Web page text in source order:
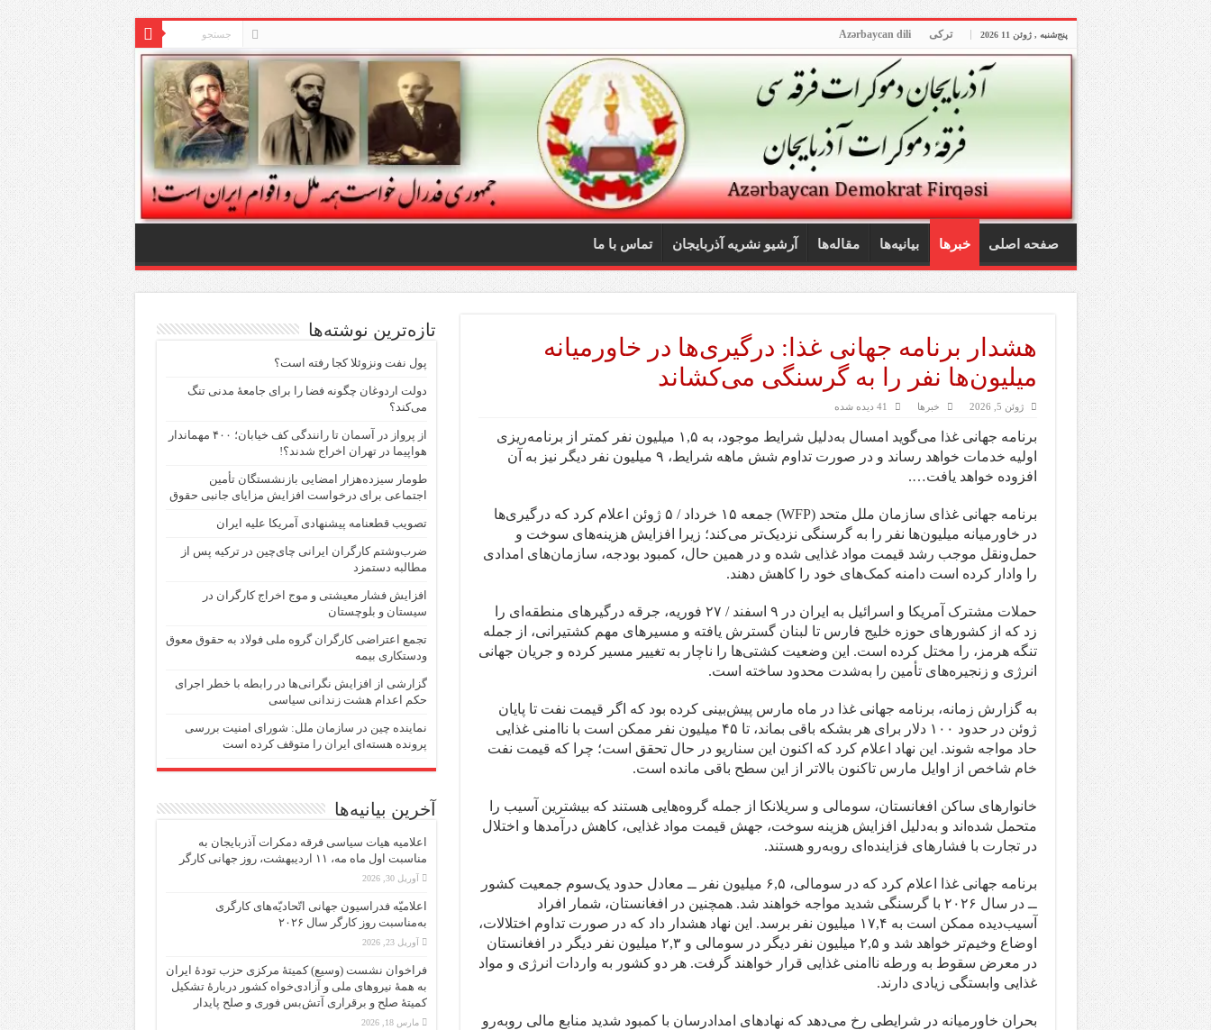
پنج‌شنبه , ژوئن 11 2026 ترکی Azərbaycan dili
صفحه اصلی خبرها بیانیه‌ها مقاله‌ها آرشیو نشریه آذربایجان تماس با ما
هشدار برنامه جهانی غذا: درگیری‌ها در خاورمیانه
میلیون‌ها نفر را به گرسنگی می‌کشاند
ژوئن 5, 2026 خبرها 41 دیده شده
برنامه جهانی غذا می‌گوید امسال به‌دلیل شرایط موجود، به ۱,۵ میلیون نفر کمتر از برنامه‌ریزی
اولیه خدمات خواهد رساند و در صورت تداوم شش ماهه شرایط، ۹ میلیون نفر دیگر نیز به آن
افزوده خواهد یافت….
برنامه جهانی غذای سازمان ملل متحد (WFP) جمعه ۱۵ خرداد / ۵ ژوئن اعلام کرد که درگیری‌ها
در خاورمیانه میلیون‌ها نفر را به گرسنگی نزدیک‌تر می‌کند؛ زیرا افزایش هزینه‌های سوخت و
حمل‌ونقل موجب رشد قیمت مواد غذایی شده و در همین حال، کمبود بودجه، سازمان‌های امدادی
را وادار کرده است دامنه کمک‌های خود را کاهش دهند.
حملات مشترک آمریکا و اسرائیل به ایران در ۹ اسفند / ۲۷ فوریه، جرقه درگیرهای منطقه‌ای را
زد که از کشورهای حوزه خلیج فارس تا لبنان گسترش یافته و مسیرهای مهم کشتیرانی، از جمله
تنگه هرمز، را مختل کرده است. این وضعیت کشتی‌ها را ناچار به تغییر مسیر کرده و جریان جهانی
انرژی و زنجیره‌های تأمین را به‌شدت محدود ساخته است.
به گزارش زمانه، برنامه جهانی غذا در ماه مارس پیش‌بینی کرده بود که اگر قیمت نفت تا پایان
ژوئن در حدود ۱۰۰ دلار برای هر بشکه باقی بماند، تا ۴۵ میلیون نفر ممکن است با ناامنی غذایی
حاد مواجه شوند. این نهاد اعلام کرد که اکنون این سناریو در حال تحقق است؛ چرا که قیمت نفت
خام شاخص از اوایل مارس تاکنون بالاتر از این سطح باقی مانده است.
خانوارهای ساکن افغانستان، سومالی و سریلانکا از جمله گروه‌هایی هستند که بیشترین آسیب را
متحمل شده‌اند و به‌دلیل افزایش هزینه سوخت، جهش قیمت مواد غذایی، کاهش درآمدها و اختلال
در تجارت با فشارهای فزاینده‌ای روبه‌رو هستند.
برنامه جهانی غذا اعلام کرد که در سومالی، ۶,۵ میلیون نفر ــ معادل حدود یک‌سوم جمعیت کشور
ــ در سال ۲۰۲۶ با گرسنگی شدید مواجه خواهند شد. همچنین در افغانستان، شمار افراد
آسیب‌دیده ممکن است به ۱۷,۴ میلیون نفر برسد. این نهاد هشدار داد که در صورت تداوم اختلالات،
اوضاع وخیم‌تر خواهد شد و ۲,۵ میلیون نفر دیگر در سومالی و ۲,۳ میلیون نفر دیگر در افغانستان
در معرض سقوط به ورطه ناامنی غذایی قرار خواهند گرفت. هر دو کشور به واردات انرژی و مواد
غذایی وابستگی زیادی دارند.
بحران خاورمیانه در شرایطی رخ می‌دهد که نهادهای امدادرسان با کمبود شدید منابع مالی روبه‌رو
تازه‌ترین نوشته‌ها
پول نفت ونزوئلا کجا رفته است؟
دولت اردوغان چگونه فضا را برای جامعهٔ مدنی تنگ
می‌کند؟
از پرواز در آسمان تا رانندگی کف خیابان؛ ۴۰۰ مهماندار
هواپیما در تهران اخراج شدند؟!
طومار سیزده‌هزار امضایی بازنشستگان تأمین
اجتماعی برای درخواست افزایش مزایای جانبی حقوق
تصویب قطعنامه پیشنهادی آمریکا علیه ایران
ضرب‌وشتم کارگران ایرانی چای‌چین در ترکیه پس از
مطالبه دستمزد
افزایش فشار معیشتی و موج اخراج کارگران در
سیستان و بلوچستان
تجمع اعتراضی کارگران گروه ملی فولاد به حقوق معوق
ودستکاری بیمه
گزارشی از افزایش نگرانی‌ها در رابطە با خطر اجرای
حکم اعدام هشت زندانی سیاسی
نماینده چین در سازمان ملل: شورای امنیت بررسی
پرونده هسته‌ای ایران را متوقف کرده است
آخرین بیانیه‌ها
اعلامیه هیات سیاسی فرقه دمکرات آذربایجان به
مناسبت اول ماه مه، ۱۱ اردیبهشت، روز جهانی کارگر
آوریل 30, 2026
اعلامیّه فدراسیون جهانی اتّحادیّه‌های کارگری
به‌مناسبت روز کارگر سال ۲۰۲۶
آوریل 23, 2026
فراخوان نشست (وسیع)‌ کمیتهٔ‌ مرکزی حزب تودهٔ ایران
به همهٔ نیروهای ملی و آزادی‌خواه کشور دربارهٔ تشکیل
کمیتهٔ صلح و برقراری آتش‌بس فوری و صلح پایدار
مارس 18, 2026